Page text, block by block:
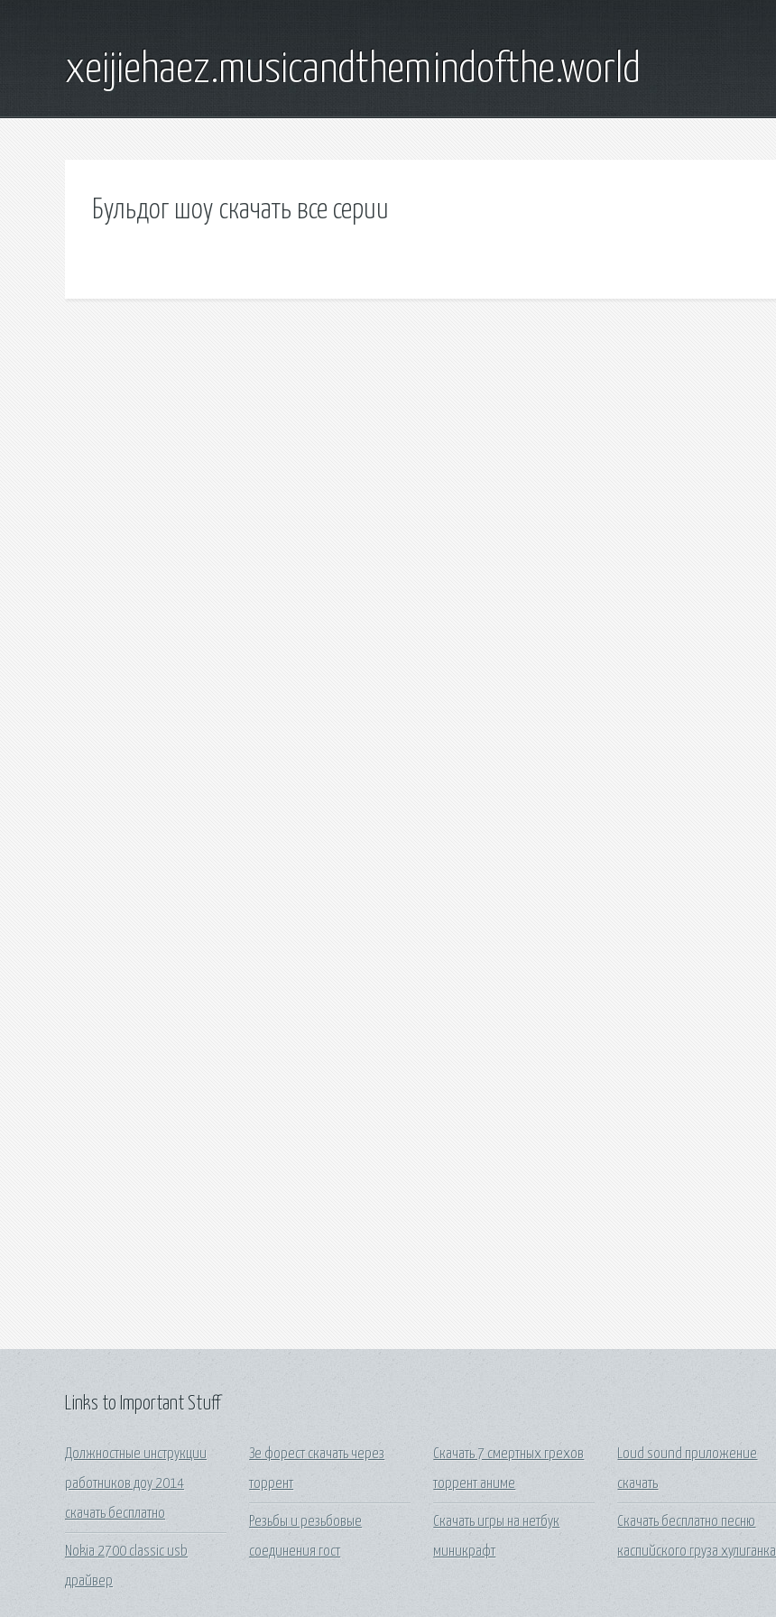
xeijiehaez.musicandthemindofthe.world
Бульдог шоу скачать все серии
Links to Important Stuff
Должностные инструкции
работников доу 2014
скачать бесплатно
Nokia 2700 classic usb
драйвер
Зе форест скачать через
торрент
Резьбы и резьбовые
соединения гост
Скачать 7 смертных грехов
торрент аниме
Скачать игры на нетбук
миникрафт
Loud sound приложение
скачать
Скачать бесплатно песню
каспийского груза хулиганка